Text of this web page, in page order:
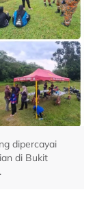
dipercayai
di Bukit